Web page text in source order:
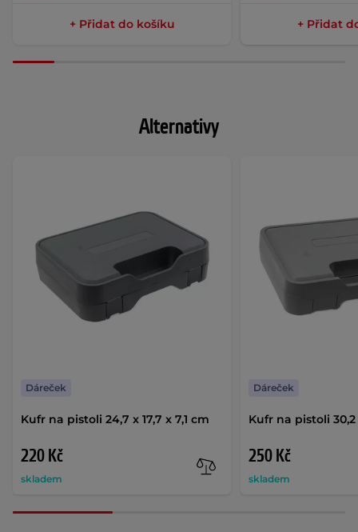
+ Přidat do košíku + Přidat
Alternativy
Kufr na pistoli 24,7 x 17,7 x 7,1 cm
220 Kč
skladem
Dáreček
Kufr na pistoli
250 Kč
skladem
Dáreček